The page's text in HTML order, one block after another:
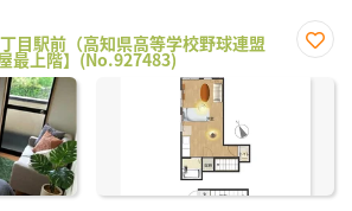
目駅前（高知県高等学校野球連盟
最上階】(No.927483)
に入